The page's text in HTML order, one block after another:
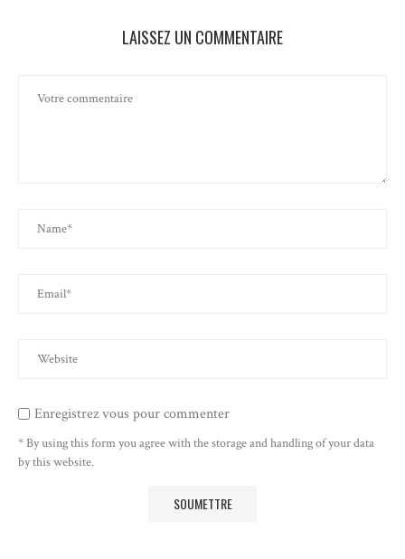
LAISSEZ UN COMMENTAIRE
Enregistrez vous pour commenter
* By using this form you agree with the storage and handling of your data
by this website.